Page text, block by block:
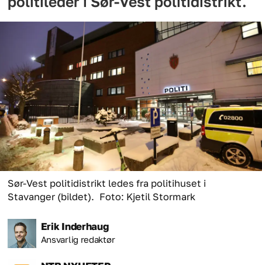
Sør-Vest politidistrikt ledes fra politihuset i
Stavanger (bildet). Foto: Kjetil Stormark
Erik Inderhaug
Ansvarlig redaktør